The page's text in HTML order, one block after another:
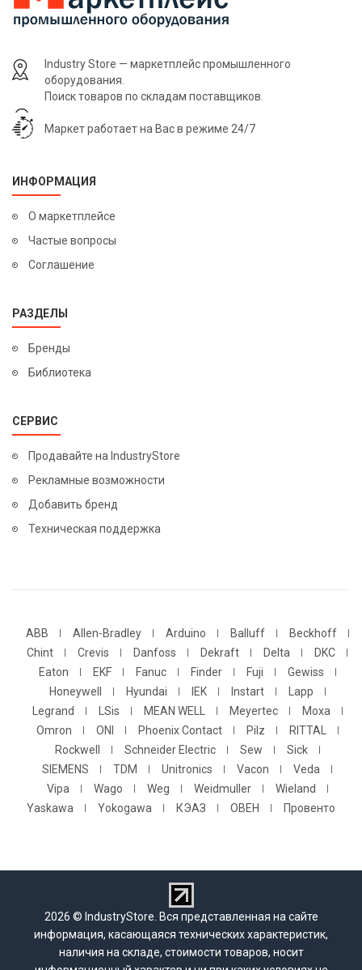
Industry Store — маркетплейс промышленного
оборудования.
Поиск товаров по складам поставщиков.
Маркет работает на Вас в режиме 24/7
ИНФОРМАЦИЯ
О маркетплейсе
Частые вопросы
Соглашение
РАЗДЕЛЫ
Бренды
Библиотека
СЕРВИС
Продавайте на IndustryStore
Рекламные возможности
Добавить бренд
Техническая поддержка
ABB Allen-Bradley Arduino Balluff
Beckhoff
Chint
Crevis Danfoss Dekraft Delta
DKC
Eaton
EKF Fanuc Finder Fuji
Gewiss
Honeywell
Hyundai IEK Instart
Lapp
Legrand
LSis MEAN WELL Meyertec
Moxa
Omron
ONI Phoenix Contact Pilz
RITTAL
Rockwell
Schneider Electric Sew
Sick
SIEMENS
TDM Unitronics Vacon
Veda
Vipa
Wago Weg Weidmuller
Wieland
Yaskawa
Yokogawa КЭАЗ ОВЕН Провенто
2026 © IndustryStore. Вся представленная на сайте
информация, касающаяся технических характеристик,
наличия на складе, стоимости товаров, носит